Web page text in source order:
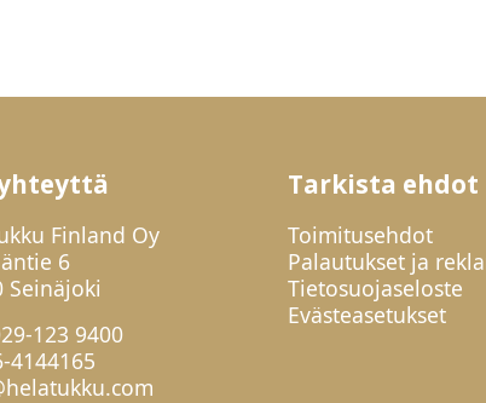
Finland Oy
6
Seinäjoki
123 9400
4144165
Tarkista ehdot
Toimitusehdot
Palautukset ja
Tietosuojaseloste
Evästeasetukset